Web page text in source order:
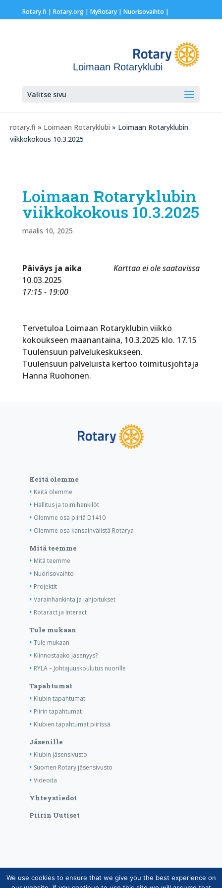
Rotary.fi | Rotary.org| MyRotary | Nuorisovaihto |
Loimaan Rotaryklubi
Valitse sivu
rotary.fi » Loimaan Rotaryklubi » Loimaan Rotaryklubin
viikkokokous 10.3.2025
Loimaan Rotaryklubin
viikkokokous 10.3.2025
maalis 10, 2025
Karttaa ei ole saatavissa
Päiväys ja aika
10.03.2025
17:15 - 19:00
Tervetuloa Loimaan Rotaryklubin viikko
kokoukseen maanantaina, 10.3.2025 klo. 17.15
Tuulensuun palvelukeskukseen.
Tuulensuun palveluista kertoo toimitusjohtaja
Hanna Ruohonen.
Keitä olemme
Keitä olemme
Hallitus ja toimihenkilöt
Olemme osa piiriä D1410
Olemme osa kansainvälistä Rotarya
Mitä teemme
Mitä teemme
Nuorisovaihto
Projektit
Varainhankinta ja lahjoitukset
Rotaract ja Interact
Tule mukaan
Tule mukaan
Kiinnostaako jäsenyys?
RYLA – Johtajuuskoulutus nuorille
Tapahtumat
Klubin tapahtumat
Piirin tapahtumat
Klubien tapahtumat piirissä
Jäsenille
Klubin jäsensivusto
Suomen Rotary jäsensivusto
Videoita
Yhteystiedot
Piirin Uutiset
Copyright © Suomen Rotarypalvelu ry 2026 |
We use cookies to ensure that we give you the best experience on